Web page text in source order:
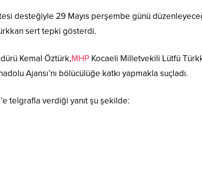
desteğiyle 29 Mayıs perşembe günü
sert tepki gösterdi.
Kemal Öztürk,MHP Kocaeli Milletvekili Lütfü
Ajansı’nı bölücülüğe katkı yapmakla suçladı.
telgrafla verdiği yanıt şu şekilde: